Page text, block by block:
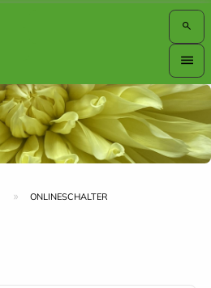
search
Bar
menu
ONLINESCHALTER